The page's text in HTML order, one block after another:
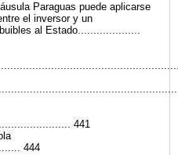
Paraguas puede aplicarse
el inversor y un
al Estado....................
441
444